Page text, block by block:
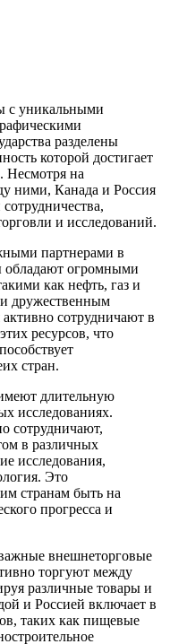
с уникальными
разделены
которой достигает
Несмотря на
ними, Канада и Россия
и исследований.
партнерами в
обладают огромными
как нефть, газ и
дружественным
сотрудничают в
ресурсов, что
стран.
длительную
исследованиях.
сотрудничают,
в различных
исследования,
Это
странам быть на
прогресса и
внешнеторговые
торгуют между
различные товары и
и Россией включает в
таких как пищевые